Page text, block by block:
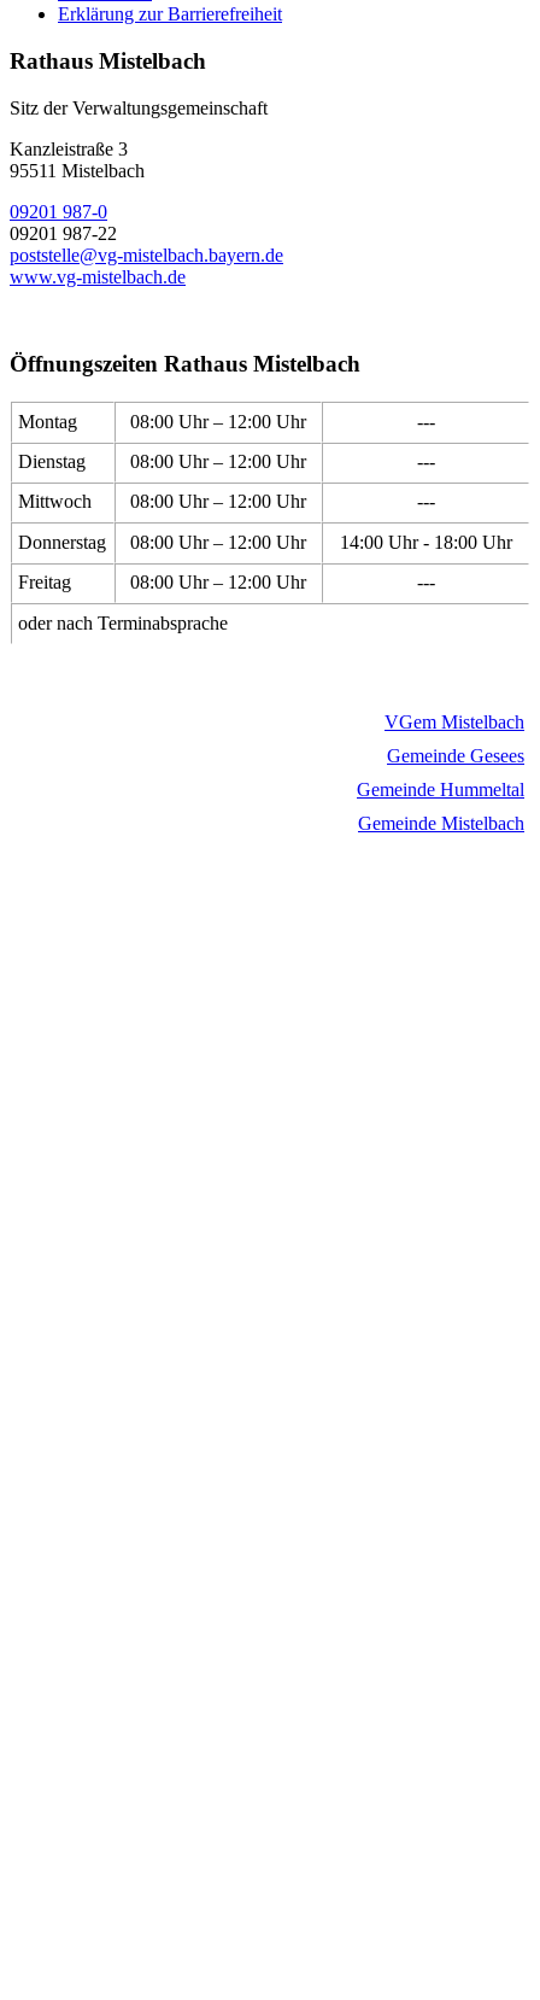
Erklärung zur Barrierefreiheit
Rathaus Mistelbach
Sitz der Verwaltungsgemeinschaft
Kanzleistraße 3
95511 Mistelbach
09201 987-0
09201 987-22
poststelle@vg-mistelbach.bayern.de
www.vg-mistelbach.de
Öffnungszeiten Rathaus Mistelbach
Montag 08:00 Uhr – 12:00 Uhr
---
Dienstag
08:00 Uhr – 12:00 Uhr
---
Mittwoch
08:00 Uhr – 12:00 Uhr
---
Donnerstag
08:00 Uhr – 12:00 Uhr
14:00 Uhr - 18:00 Uhr
Freitag
08:00 Uhr – 12:00 Uhr
---
oder nach Terminabsprache
VGem Mistelbach
Gemeinde Gesees
Gemeinde Hummeltal
Gemeinde Mistelbach